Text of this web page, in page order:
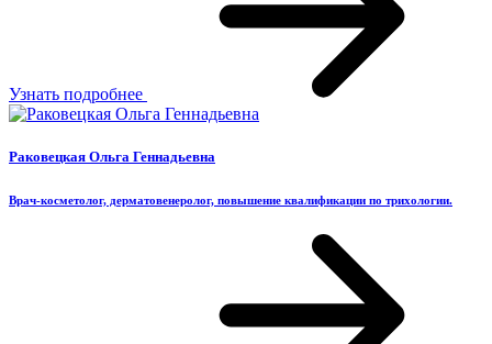
Узнать подробнее
Раковецкая Ольга Геннадьевна
Врач-косметолог, дерматовенеролог, повышение квалификации по трихологии.